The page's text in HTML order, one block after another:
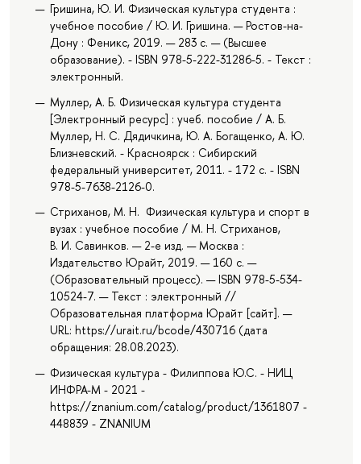
Гришина, Ю. И. Физическая культура студента :
учебное пособие / Ю. И. Гришина. — Ростов-на-
Дону : Феникс, 2019. — 283 с. — (Высшее
образование). - ISBN 978-5-222-31286-5. - Текст :
электронный.
Муллер, А. Б. Физическая культура студента
[Электронный ресурс] : учеб. пособие / А. Б.
Муллер, Н. С. Дядичкина, Ю. А. Богащенко, А. Ю.
Близневский. - Красноярск : Сибирский
федеральный университет, 2011. - 172 с. - ISBN
978-5-7638-2126-0.
Стриханов, М. Н. Физическая культура и спорт в
вузах : учебное пособие / М. Н. Стриханов,
В. И. Савинков. — 2-е изд. — Москва :
Издательство Юрайт, 2019. — 160 с. —
(Образовательный процесс). — ISBN 978-5-534-
10524-7. — Текст : электронный //
Образовательная платформа Юрайт [сайт]. —
URL: https://urait.ru/bcode/430716 (дата
обращения: 28.08.2023).
Физическая культура - Филиппова Ю.С. - НИЦ
ИНФРА-М - 2021 -
https://znanium.com/catalog/product/1361807 -
448839 - ZNANIUM